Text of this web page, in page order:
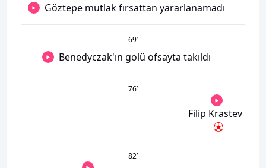
Göztepe mutlak fırsattan yararlanamadı
69’
Benedyczak'ın golü ofsayta takıldı
76’
Filip Krastev
82’